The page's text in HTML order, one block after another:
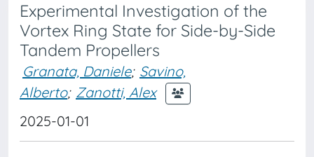
Experimental Investigation of the
Vortex Ring State for Side-by-Side
Tandem Propellers
Granata, Daniele; Savino,
Alberto; Zanotti, Alex
2025-01-01